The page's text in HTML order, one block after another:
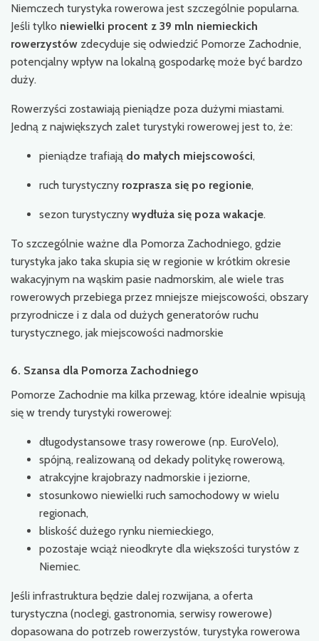
Niemczech turystyka rowerowa jest szczególnie popularna.
Jeśli tylko niewielki procent z 39 mln niemieckich
rowerzystów zdecyduje się odwiedzić Pomorze Zachodnie,
potencjalny wpływ na lokalną gospodarkę może być bardzo
duży.
Rowerzyści zostawiają pieniądze poza dużymi miastami.
Jedną z największych zalet turystyki rowerowej jest to, że:
pieniądze trafiają do małych miejscowości,
ruch turystyczny rozprasza się po regionie,
sezon turystyczny wydłuża się poza wakacje.
To szczególnie ważne dla Pomorza Zachodniego, gdzie
turystyka jako taka skupia się w regionie w krótkim okresie
wakacyjnym na wąskim pasie nadmorskim, ale wiele tras
rowerowych przebiega przez mniejsze miejscowości, obszary
przyrodnicze i z dala od dużych generatorów ruchu
turystycznego, jak miejscowości nadmorskie
6. Szansa dla Pomorza Zachodniego
Pomorze Zachodnie ma kilka przewag, które idealnie wpisują
się w trendy turystyki rowerowej:
długodystansowe trasy rowerowe (np. EuroVelo),
spójną, realizowaną od dekady politykę rowerową,
atrakcyjne krajobrazy nadmorskie i jeziorne,
stosunkowo niewielki ruch samochodowy w wielu
regionach,
bliskość dużego rynku niemieckiego,
pozostaje wciąż nieodkryte dla większości turystów z
Niemiec.
Jeśli infrastruktura będzie dalej rozwijana, a oferta
turystyczna (noclegi, gastronomia, serwisy rowerowe)
dopasowana do potrzeb rowerzystów, turystyka rowerowa